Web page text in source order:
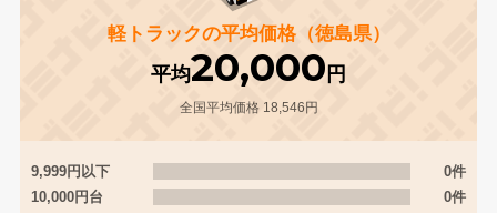
軽トラックの平均価格（徳島県）
平均20,000 円
全国平均価格 18,546円
9,999円以下
0件
10,000円台
0件